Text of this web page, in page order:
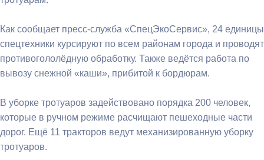
Как сообщает пресс-служба «СпецЭкоСервис», 24 единицы
спецтехники курсируют по всем районам города и проводят
противогололёдную обработку. Также ведётся работа по
вывозу снежной «каши», прибитой к бордюрам.
В уборке тротуаров задействовано порядка 200 человек,
которые в ручном режиме расчищают пешеходные части
дорог. Ещё 11 тракторов ведут механизированную уборку
тротуаров.